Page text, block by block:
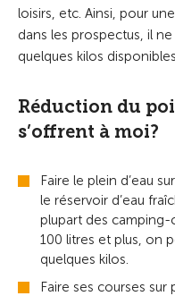
loisirs, etc. Ainsi, pour
dans les prospectus, il
quelques kilos
Réduction du
s’offrent à moi?
Faire le plein d’eau
le réservoir d’eau
plupart des camping-
100 litres et plus, on
quelques kilos.
Faire ses courses sur